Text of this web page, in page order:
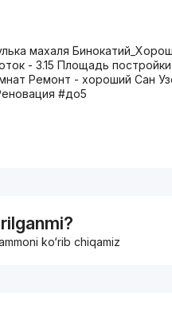
махаля
- 3.15 Площадь
Ремонт - хороший Сан
#до5
ko‘rib chiqamiz